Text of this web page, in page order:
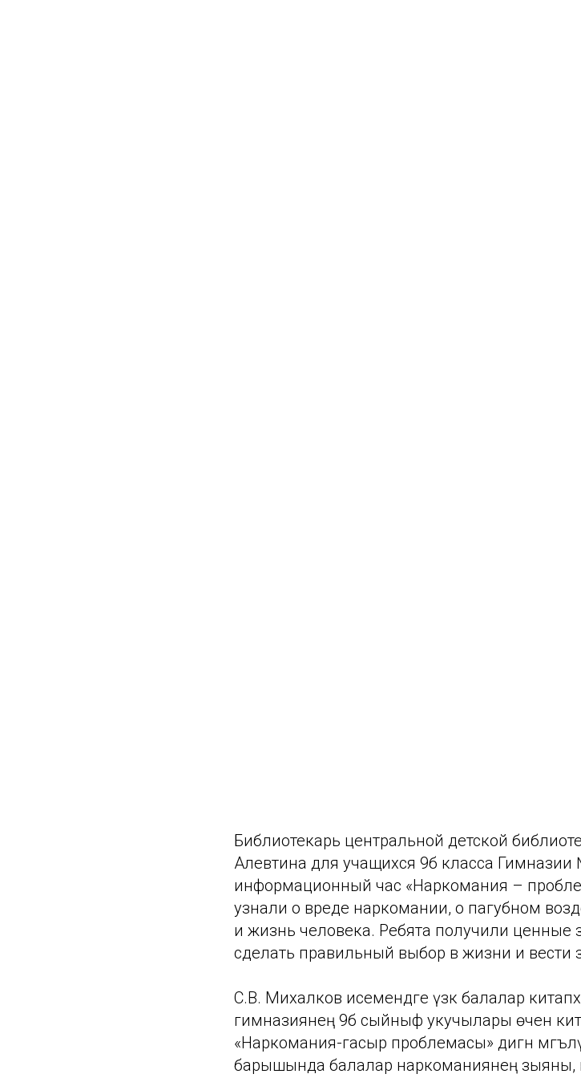
Библиотекарь центральной детской
Алевтина для учащихся 9б класса
информационный час «Наркомания –
узнали о вреде наркомании, о пагубном
и жизнь человека. Ребята получили ценные
сделать правильный выбор в жизни и вести
С.В. Михалков исемендәге үзәк балалар
гимназиянең 9б сыйныф укучылары өчен
«Наркомания-гасыр проблемасы» дигән
барышында балалар наркоманиянең зыяны,